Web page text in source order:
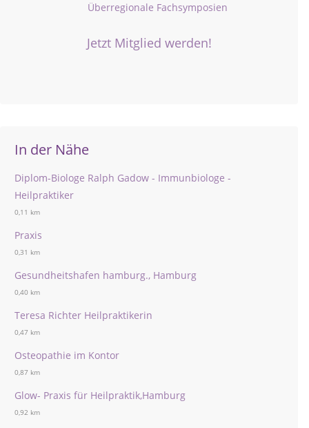
Überregionale Fachsymposien
Jetzt Mitglied werden!
In der Nähe
Diplom-Biologe Ralph Gadow - Immunbiologe -
Heilpraktiker
0,11 km
Praxis
0,31 km
Gesundheitshafen hamburg., Hamburg
0,40 km
Teresa Richter Heilpraktikerin
0,47 km
Osteopathie im Kontor
0,87 km
Glow- Praxis für Heilpraktik,Hamburg
0,92 km